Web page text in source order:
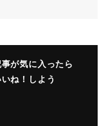
が気に入ったら
いね！しよう